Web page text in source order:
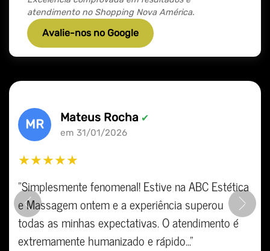
atendimento no Shopping Nova América.
Avalie-nos no Google
MR Mateus Rocha ✔
em 31/01/2026
★★★★★
"Simplesmente fenomenal! Estive na ABC Estética
e Massagem ontem e a experiência superou
todas as minhas expectativas. O atendimento é
extremamente humanizado e rápido..."
Previous